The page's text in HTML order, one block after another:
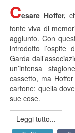
Cesare Hoffer,
fonte viva di
aggiunto. Con
introdotto l’ospite
Garda
un’intensa
cassetto, ma
cartone: quella
sue cose.
Leggi tutto...